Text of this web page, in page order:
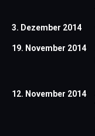
3. Dezember 2014
19. November 2014
12. November 2014